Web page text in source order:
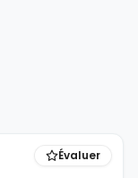
Évaluer